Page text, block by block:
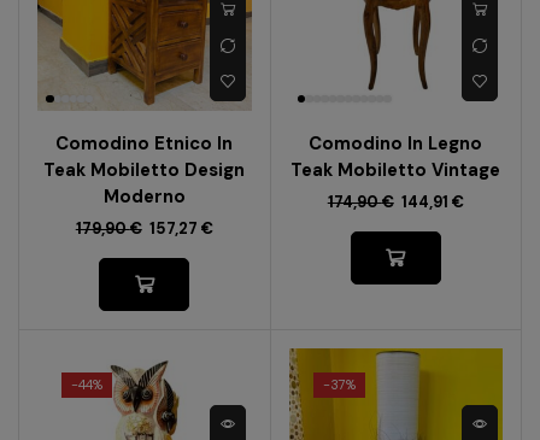
Comodino Etnico In
Teak Mobiletto Design
Moderno
179,90€ 157,27 €
Comodino In Legno
Teak Mobiletto Vintage
174,90€ 144,91 €
-44% -37%